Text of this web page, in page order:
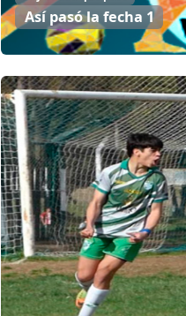
Así pasó la fecha 1